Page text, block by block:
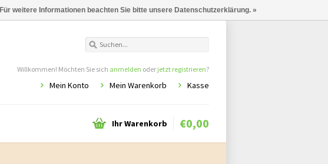
Willkommen! Möchten Sie sich anmelden oder jetzt registrieren?
Mein Konto Mein Warenkorb Kasse
Ihr Warenkorb €0,00
Für weitere Informationen beachten Sie bitte unsere Datenschutzerklärung. »